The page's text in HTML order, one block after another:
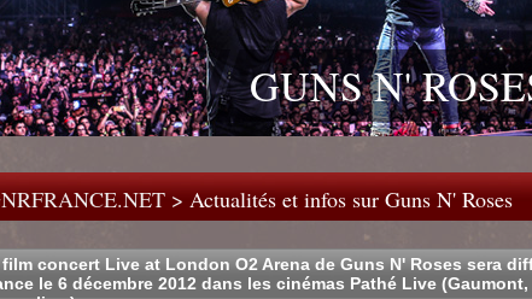
GUNS N'
> Actualités et infos sur Guns N' Roses
film concert Live at London O2 Arena de Guns N' Roses sera
le 6 décembre 2012 dans les cinémas Pathé Live (Gaumont,